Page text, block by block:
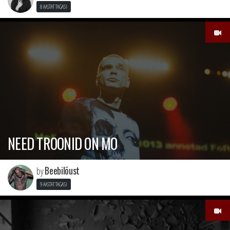
8 AASTAT TAGASI
NEED TROONID ON MO
byBeebilõust
9 AASTAT TAGASI